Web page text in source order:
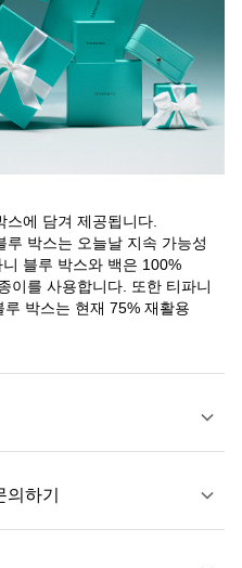
스에 담겨 제공됩니다.
박스는 오늘날 지속 가능성
블루 박스와 백은 100%
이를 사용합니다. 또한 티파니
박스는 현재 75% 재활용
의하기